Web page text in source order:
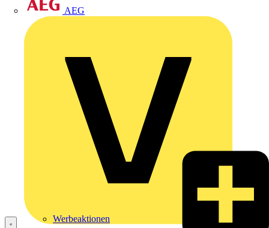
AEG
Werbeaktionen